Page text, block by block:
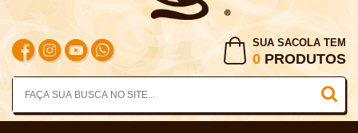
SUA SACOLA TEM
0 PRODUTOS